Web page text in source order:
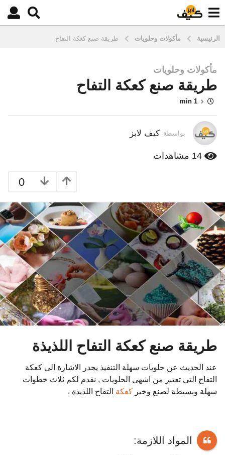
الرئيسية مأكولات وحلويات طريقة صنع كعكة التفاح
1
ا
ت
م
س
ن
و
ا
ت
م
ن
ذ
مأكولات وحلويات
طريقة صنع كعكة التفاح
1 min
بواسطة كيف لابز
14 مشاهدات
0
طريقة صنع كعكة التفاح اللذيذة
عند الحديث عن حلويات سهلة التنفيذ يجدر الاشارة الى كعكة
التفاح التي تعتبر من اشهى الحلويات , نقدم لكم ثلاث خطوات
سهلة وبسيطة لصنع وخبز كعكة التفاح اللذيذة .
المواد اللازمة: